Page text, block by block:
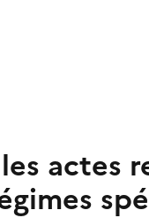
actes